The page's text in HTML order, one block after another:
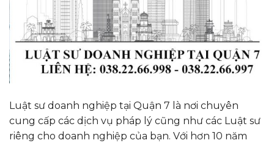
Luật sư doanh nghiệp tại Quận 7 là nơi chuyên
cung cấp các dịch vụ pháp lý cũng như các Luật sư
riêng cho doanh nghiệp của bạn. Với hơn 10 năm